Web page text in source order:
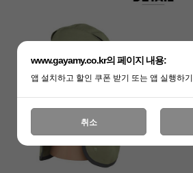
www.gayamy.co.kr의 페이지 내용:
앱 설치하고 할인 쿠폰 받기 또는 앱 실행하기
취소